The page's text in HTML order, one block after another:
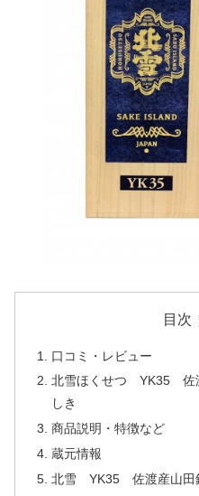
目次
口コミ・レビュー
北雪ほくせつ YK35 佐
しき
商品説明・特徴など
蔵元情報
北雪 YK35 佐渡産山田